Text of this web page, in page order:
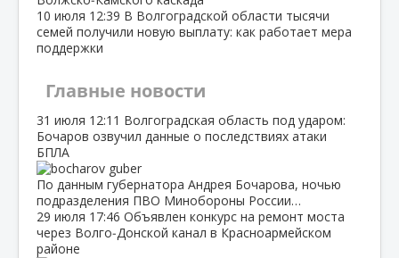
10 июля 12:39 В Волгоградской области тысячи
семей получили новую выплату: как работает мера
поддержки
Главные новости
31 июля 12:11 Волгоградская область под ударом:
Бочаров озвучил данные о последствиях атаки
БПЛА
По данным губернатора Андрея Бочарова, ночью
подразделения ПВО Минобороны России…
29 июля 17:46 Объявлен конкурс на ремонт моста
через Волго‑Донской канал в Красноармейском
районе